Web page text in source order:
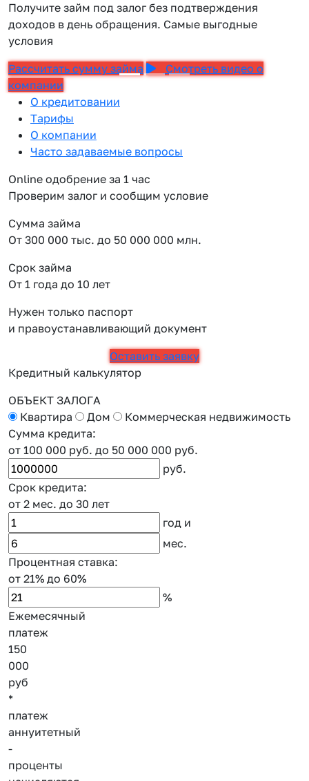
Получите займ под залог без подтверждения
доходов в день обращения. Самые выгодные
условия
Рассчитать сумму займа
Смотреть видео о
компании
О кредитовании
Тарифы
О компании
Часто задаваемые вопросы
Online одобрение за 1 час
Проверим залог и сообщим условие
Сумма займа
От 300 000 тыс. до 50 000 000 млн.
Срок займа
От 1 года до 10 лет
Нужен только паспорт
и правоустанавливающий документ
Оставить заявку
Кредитный калькулятор
ОБЪЕКТ ЗАЛОГА
Квартира
Дом
Коммерческая недвижимость
Сумма кредита:
от 100 000 руб. до 50 000 000 руб.
руб.
Срок кредита:
от 2 мес. до 30 лет
год и
мес.
Процентная ставка:
от 21% до 60%
%
Ежемесячный
платеж
150
000
руб
*
платеж
аннуитетный
-
проценты